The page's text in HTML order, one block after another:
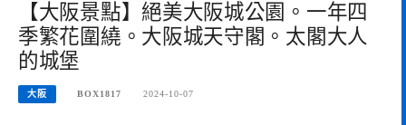
【大阪景點】絕美大阪城公園。一年四
季繁花圍繞。大阪城天守閣。太閣大人
的城堡
大阪 BOX1817 2024-10-07